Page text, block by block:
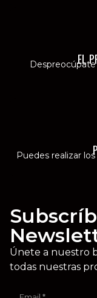
EL
Puedes realizar
Únete a nuestro
todas nuestras